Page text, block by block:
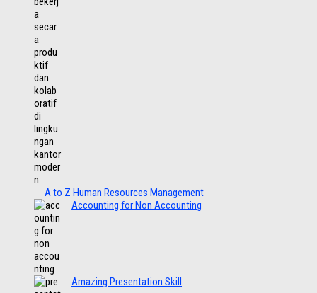
A to Z Human Resources Management
Accounting for Non Accounting
Amazing Presentation Skill